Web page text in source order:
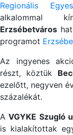
Regionális
alkalommal
Erzsébetváros
programot
Az ingyenes
részt, köztük
ezelőtt, negyven
százalékát.
AVGYKE Szugló
is kialakítottak